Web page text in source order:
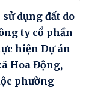
dụng đất do
ty cổ phần
hiện Dự án
Hoa Động,
phường